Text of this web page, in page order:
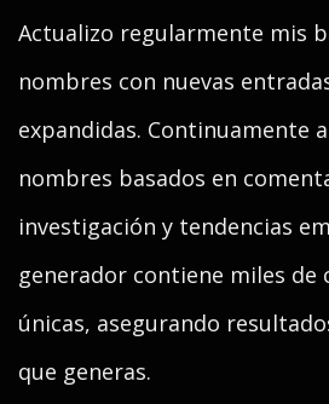
Actualizo regularmente mis
nombres con nuevas
expandidas. Continuamente
nombres basados en
investigación y tendencias
generador contiene miles de
únicas, asegurando
que generas.